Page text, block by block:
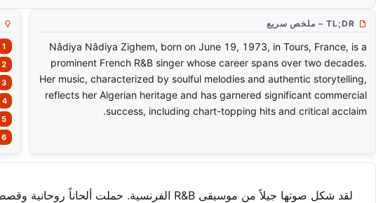
TL;DR – ملخص سريع
Nâdiya Nâdiya Zighem, born on June 19, 1973, in Tours, France, is a
prominent French R&B singer whose career spans over two decades.
Her music, characterized by soulful melodies and authentic storytelling,
reflects her Algerian heritage and has garnered significant commercial
success, including chart-topping hits and critical acclaim.
لقد شكل صوتها جيلاً من موسيقى R&B الفرنسية. حملت ألحاناً روحانية وقصصاً صادقة وغير متكلفة كانت مرتبطة بالمستمعين عبر أوروبا.